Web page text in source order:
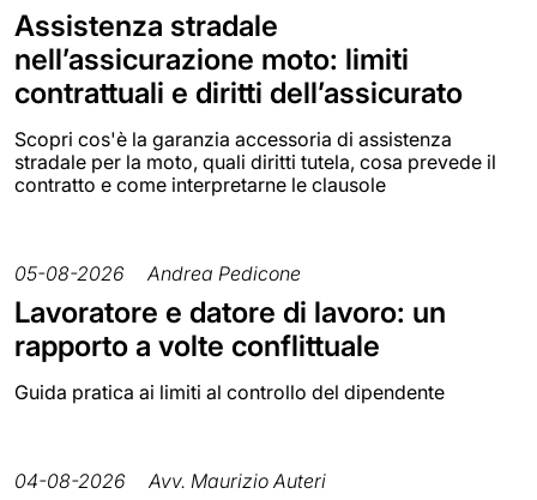
Assistenza stradale
nell’assicurazione moto: limiti
contrattuali e diritti dell’assicurato
Scopri cos'è la garanzia accessoria di assistenza
stradale per la moto, quali diritti tutela, cosa prevede il
contratto e come interpretarne le clausole
05-08-2026 Andrea Pedicone
Lavoratore e datore di lavoro: un
rapporto a volte conflittuale
Guida pratica ai limiti al controllo del dipendente
04-08-2026 Avv. Maurizio Auteri